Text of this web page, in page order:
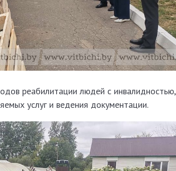
реабилитации людей с инвалидностью,
услуг и ведения документации.